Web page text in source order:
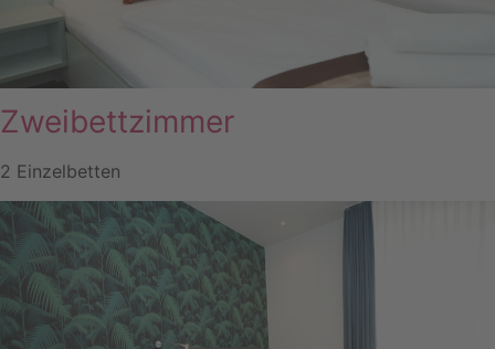
Zweibettzimmer
2 Einzelbetten